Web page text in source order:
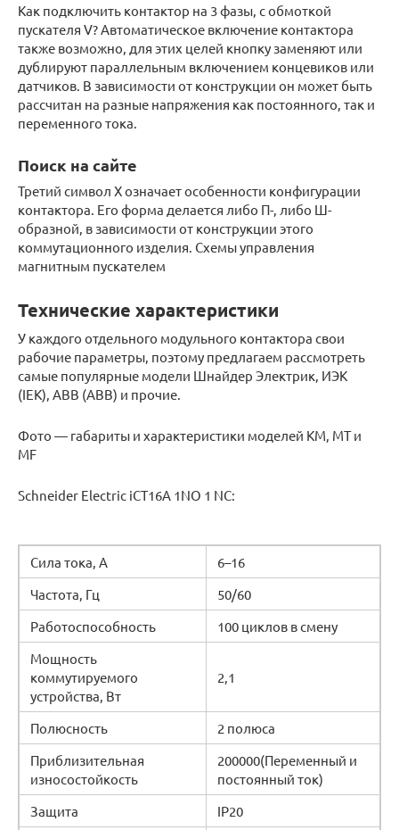
Как подключить контактор на 3 фазы, с обмоткой
пускателя V? Автоматическое включение контактора
также возможно, для этих целей кнопку заменяют или
дублируют параллельным включением концевиков или
датчиков. В зависимости от конструкции он может быть
рассчитан на разные напряжения как постоянного, так и
переменного тока.
Поиск на сайте
Третий символ Х означает особенности конфигурации
контактора. Его форма делается либо П-, либо Ш-
образной, в зависимости от конструкции этого
коммутационного изделия. Схемы управления
магнитным пускателем
Технические характеристики
У каждого отдельного модульного контактора свои
рабочие параметры, поэтому предлагаем рассмотреть
самые популярные модели Шнайдер Электрик, ИЭК
(IEK), ABB (АВВ) и прочие.
Фото — габариты и характеристики моделей КМ, MT и
MF
Schneider Electric iCT16A 1NO 1 NC:
Сила тока, А
6–16
Частота, Гц
50/60
Работоспособность
100 циклов в смену
Мощность
коммутируемого
устройства, Вт
2,1
Полюсность
2 полюса
Приблизительная
износостойкость
200000(Переменный и
постоянный ток)
Защита
IP20